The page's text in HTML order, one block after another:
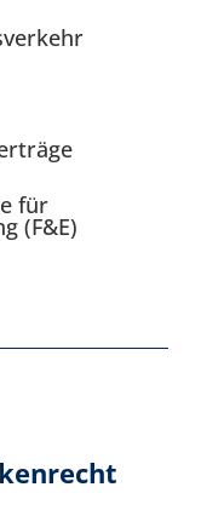
für
(F&E)